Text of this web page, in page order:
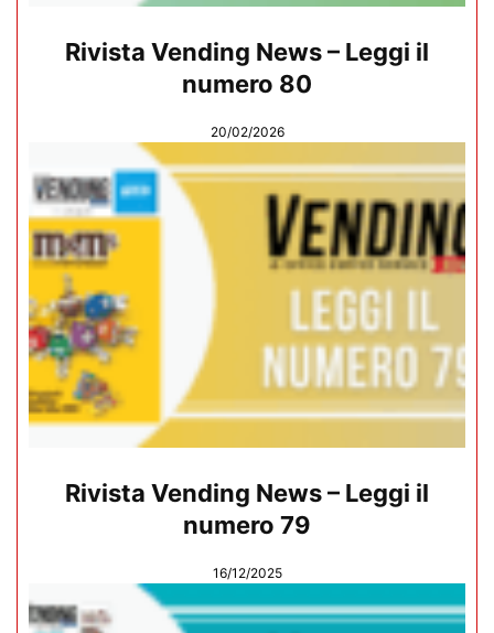
Rivista Vending News – Leggi il
numero 80
20/02/2026
Rivista Vending News – Leggi il
numero 79
16/12/2025